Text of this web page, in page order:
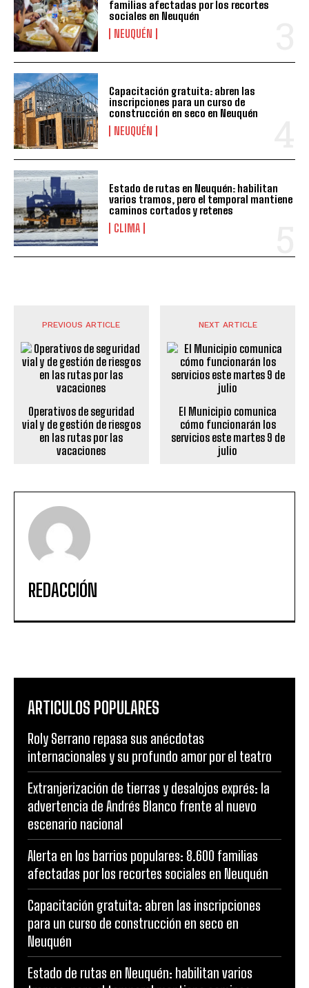
familias afectadas por los recortes
sociales en Neuquén
NEUQUÉN
Capacitación gratuita: abren las
inscripciones para un curso de
construcción en seco en Neuquén
NEUQUÉN
Estado de rutas en Neuquén: habilitan
varios tramos, pero el temporal mantiene
caminos cortados y retenes
CLIMA
PREVIOUS ARTICLE
Operativos de seguridad
vial y de gestión de riesgos
en las rutas por las
vacaciones
NEXT ARTICLE
El Municipio comunica
cómo funcionarán los
servicios este martes 9 de
julio
REDACCIÓN
ARTICULOS POPULARES
Roly Serrano repasa sus anécdotas
internacionales y su profundo amor por el teatro
Extranjerización de tierras y desalojos exprés: la
advertencia de Andrés Blanco frente al nuevo
escenario nacional
Alerta en los barrios populares: 8.600 familias
afectadas por los recortes sociales en Neuquén
Capacitación gratuita: abren las inscripciones
para un curso de construcción en seco en
Neuquén
Estado de rutas en Neuquén: habilitan varios